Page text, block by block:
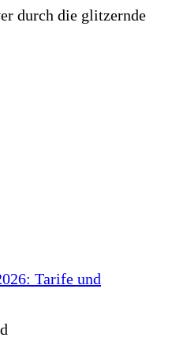
durch die glitzernde
Tarife und